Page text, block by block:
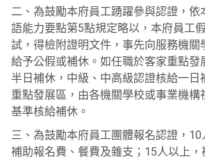
二、為鼓勵本府員工踴躍參與認證，依
語能力要點第5點規定略以，本府員工
試，得檢附證明文件，事先向服務機關
給予公假或補休。如任職於客家重點發
半日補休，中級、中高級認證核給一日
重點發展區，由各機關學校或事業機構
基準核給補休。
三、為鼓勵本府員工團體報名認證，10
補助報名費、餐費及雜支；15人以上，